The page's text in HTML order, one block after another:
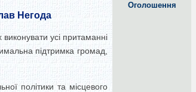
Негода
усі притаманні
підтримка громад,
політики та місцевого
Оголошення